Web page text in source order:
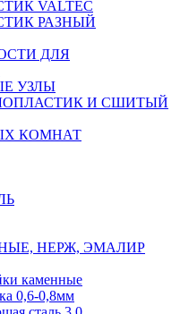
VALTEC
РАЗНЫЙ
ДЛЯ
УЗЛЫ
И СШИТЫЙ
КОМНАТ
НЕРЖ, ЭМАЛИР
каменные
0,6-0,8мм